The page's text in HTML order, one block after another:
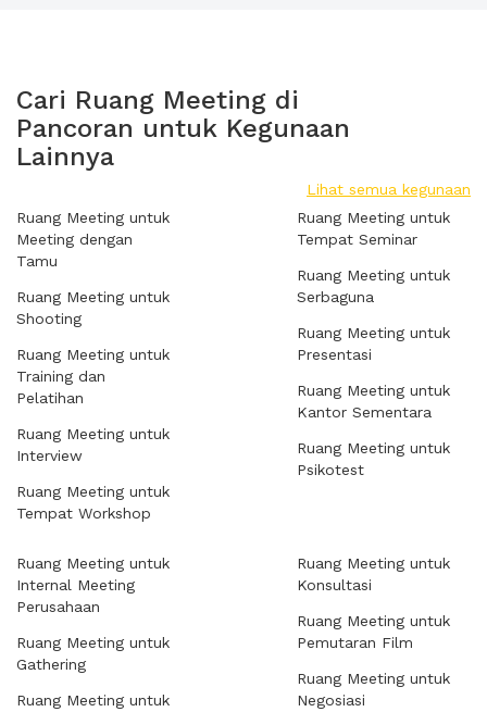
Cari Ruang Meeting di
Pancoran untuk Kegunaan
Lainnya
Lihat semua kegunaan
Ruang Meeting untuk
Meeting dengan
Tamu
Ruang Meeting untuk
Shooting
Ruang Meeting untuk
Training dan
Pelatihan
Ruang Meeting untuk
Interview
Ruang Meeting untuk
Tempat Workshop
Ruang Meeting untuk
Tempat Seminar
Ruang Meeting untuk
Serbaguna
Ruang Meeting untuk
Presentasi
Ruang Meeting untuk
Kantor Sementara
Ruang Meeting untuk
Psikotest
Ruang Meeting untuk
Internal Meeting
Perusahaan
Ruang Meeting untuk
Gathering
Ruang Meeting untuk
Ruang Meeting untuk
Konsultasi
Ruang Meeting untuk
Pemutaran Film
Ruang Meeting untuk
Negosiasi